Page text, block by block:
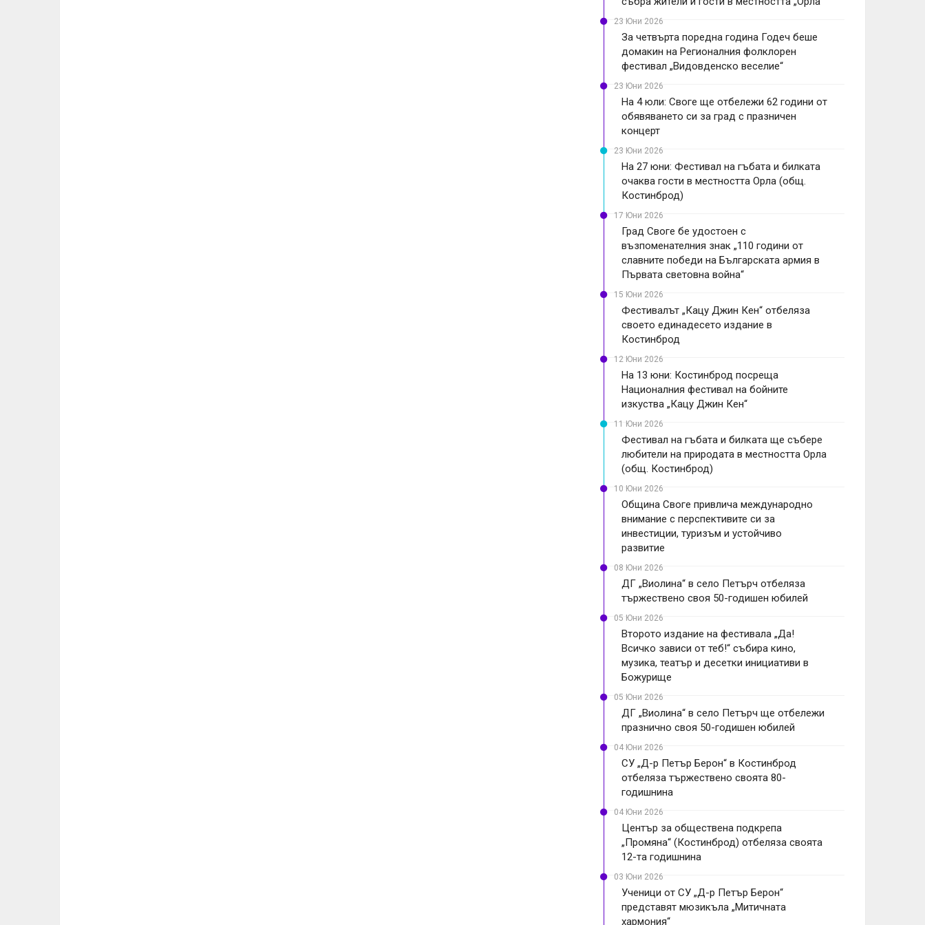
23 Юни 2026
За четвърта поредна година Годеч беше
домакин на Регионалния фолклорен
фестивал „Видовденско веселие“
23 Юни 2026
На 4 юли: Своге ще отбележи 62 години от
обявяването си за град с празничен
концерт
23 Юни 2026
На 27 юни: Фестивал на гъбата и билката
очаква гости в местността Орла (общ.
Костинброд)
17 Юни 2026
Град Своге бе удостоен с
възпоменателния знак „110 години от
славните победи на Българската армия в
Първата световна война“
15 Юни 2026
Фестивалът „Кацу Джин Кен“ отбеляза
своето единадесето издание в
Костинброд
12 Юни 2026
На 13 юни: Костинброд посреща
Националния фестивал на бойните
изкуства „Кацу Джин Кен“
11 Юни 2026
Фестивал на гъбата и билката ще събере
любители на природата в местността Орла
(общ. Костинброд)
10 Юни 2026
Община Своге привлича международно
внимание с перспективите си за
инвестиции, туризъм и устойчиво
развитие
08 Юни 2026
ДГ „Виолина“ в село Петърч отбеляза
тържествено своя 50-годишен юбилей
05 Юни 2026
Второто издание на фестивала „Да!
Всичко зависи от теб!“ събира кино,
музика, театър и десетки инициативи в
Божурище
05 Юни 2026
ДГ „Виолина“ в село Петърч ще отбележи
празнично своя 50-годишен юбилей
04 Юни 2026
СУ „Д-р Петър Берон“ в Костинброд
отбеляза тържествено своята 80-
годишнина
04 Юни 2026
Център за обществена подкрепа
„Промяна“ (Костинброд) отбеляза своята
12-та годишнина
03 Юни 2026
Ученици от СУ „Д-р Петър Берон“
представят мюзикъла „Митичната
хармония“